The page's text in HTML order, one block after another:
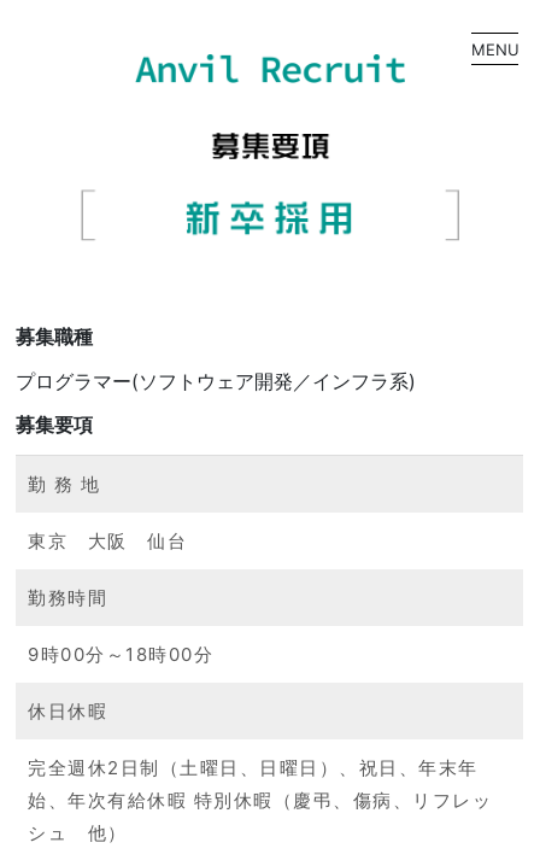
MENU
募集職種
プログラマー(ソフトウェア開発／インフラ系)
募集要項
勤 務 地
東京 大阪 仙台
勤務時間
9時00分～18時00分
休日休暇
完全週休2日制（土曜日、日曜日）、祝日、年末年
始、年次有給休暇 特別休暇（慶弔、傷病、リフレッ
シュ 他）